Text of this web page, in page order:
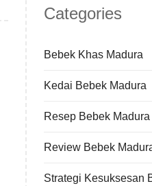
Categories
Bebek Khas Madura
Kedai Bebek Madura
Resep Bebek Madura
Review Bebek
Strategi Kesuksesan